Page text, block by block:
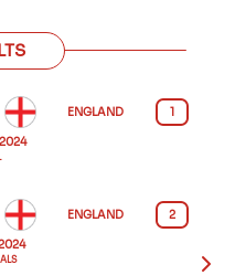
ENGLAND 1
ENGLAND 2